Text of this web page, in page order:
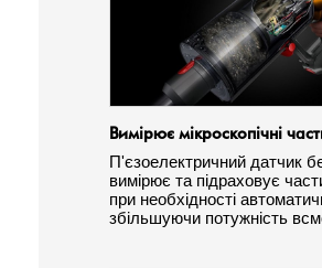
Вимірює мікроскопічні
П'єзоелектричний датчик
вимірює та підраховує
при необхідності
збільшуючи потужність